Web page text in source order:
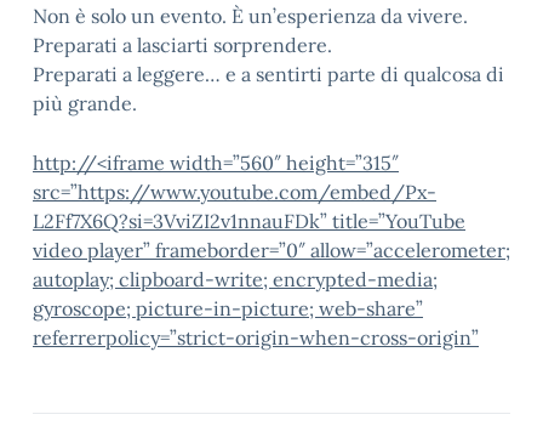
Non è solo un evento. È un’esperienza da vivere.
Preparati a lasciarti sorprendere.
Preparati a leggere… e a sentirti parte di qualcosa di
più grande.
http://<iframe width=”560″ height=”315″
src=”https://www.youtube.com/embed/Px-
L2Ff7X6Q?si=3VviZI2v1nnauFDk” title=”YouTube
video player” frameborder=”0″ allow=”accelerometer;
autoplay; clipboard-write; encrypted-media;
gyroscope; picture-in-picture; web-share”
referrerpolicy=”strict-origin-when-cross-origin”